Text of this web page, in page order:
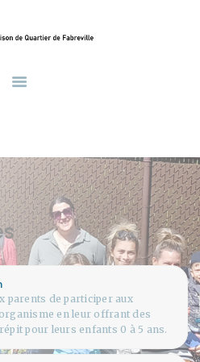
DE FABREVILLE
NOUS
parents de participer aux
en leur offrant des
pour leurs enfants 0 à 5 ans.